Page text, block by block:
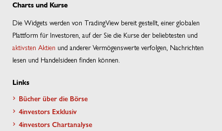
Charts und Kurse
Die Widgets werden von TradingView bereit gestellt, einer globalen
Plattform für Investoren, auf der Sie die Kurse der beliebtesten und
aktivsten Aktien und anderer Vermögenswerte verfolgen, Nachrichten
lesen und Handelsideen finden können.
Links
Bücher über die Börse
4investors Exklusiv
4investors Chartanalyse